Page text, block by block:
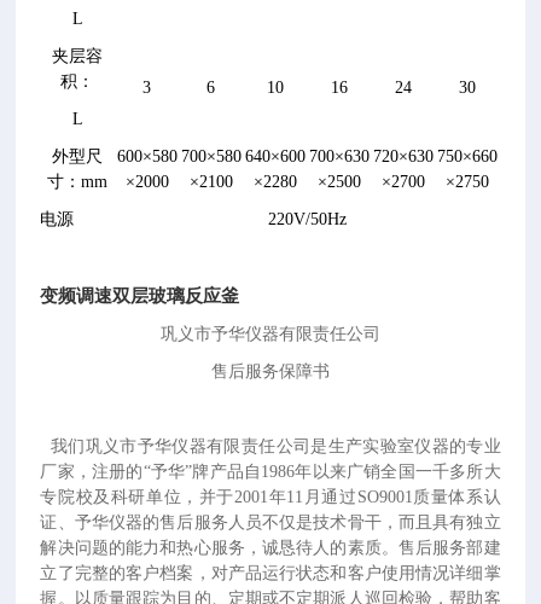
L
夹层容
积：
L
3 6 10 16 24 30
外型尺
寸：mm
600×580
×2000
700×580
×2100
640×600
×2280
700×630
×2500
720×630
×2700
750×660
×2750
电源 220V/50Hz
变频调速双层玻璃反应釜
巩义市予华仪器有限责任公司
售后服务保障书
我们巩义市予华仪器有限责任公司是生产实验室仪器的专业
厂家，注册的“予华”牌产品自1986年以来广销全国一千多所大
专院校及科研单位，并于2001年11月通过SO9001质量体系认
证、予华仪器的售后服务人员不仅是技术骨干，而且具有独立
解决问题的能力和热心服务，诚恳待人的素质。售后服务部建
立了完整的客户档案，对产品运行状态和客户使用情况详细掌
握。以质量跟踪为目的、定期或不定期派人巡回检验，帮助客